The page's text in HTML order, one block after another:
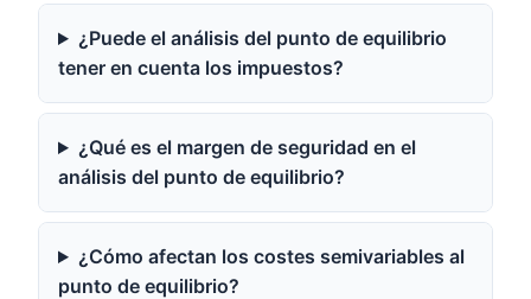
¿Puede el análisis del punto de equilibrio
tener en cuenta los impuestos?
¿Qué es el margen de seguridad en el
análisis del punto de equilibrio?
¿Cómo afectan los costes semivariables al
punto de equilibrio?